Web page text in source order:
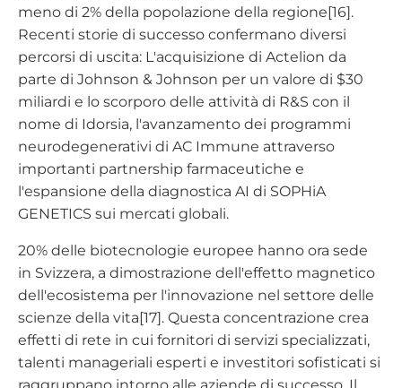
meno di 2% della popolazione della regione[16].
Recenti storie di successo confermano diversi
percorsi di uscita: L'acquisizione di Actelion da
parte di Johnson & Johnson per un valore di $30
miliardi e lo scorporo delle attività di R&S con il
nome di Idorsia, l'avanzamento dei programmi
neurodegenerativi di AC Immune attraverso
importanti partnership farmaceutiche e
l'espansione della diagnostica AI di SOPHiA
GENETICS sui mercati globali.
20% delle biotecnologie europee hanno ora sede
in Svizzera, a dimostrazione dell'effetto magnetico
dell'ecosistema per l'innovazione nel settore delle
scienze della vita[17]. Questa concentrazione crea
effetti di rete in cui fornitori di servizi specializzati,
talenti manageriali esperti e investitori sofisticati si